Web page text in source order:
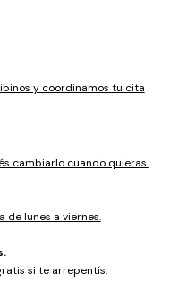
y coordinamos tu cita
cambiarlo cuando quieras.
de lunes a viernes.
si te arrepentís.